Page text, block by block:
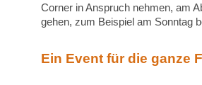
Corner in Anspruch nehmen, am
gehen, zum Beispiel am Sonntag
Ein Event für die ganze